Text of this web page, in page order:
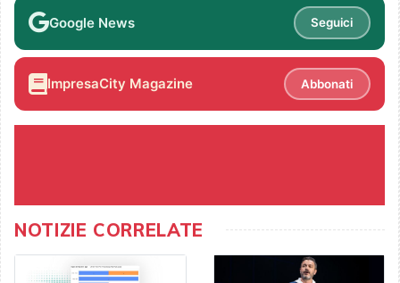
Google News Seguici
ImpresaCity Magazine Abbonati
NOTIZIE CORRELATE